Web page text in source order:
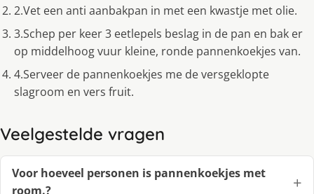
2.Vet een anti aanbakpan in met een kwastje met olie.
3.Schep per keer 3 eetlepels beslag in de pan en bak er
op middelhoog vuur kleine, ronde pannenkoekjes van.
4.Serveer de pannenkoekjes me de versgeklopte
slagroom en vers fruit.
Veelgestelde vragen
Voor hoeveel personen is pannenkoekjes met
room.?